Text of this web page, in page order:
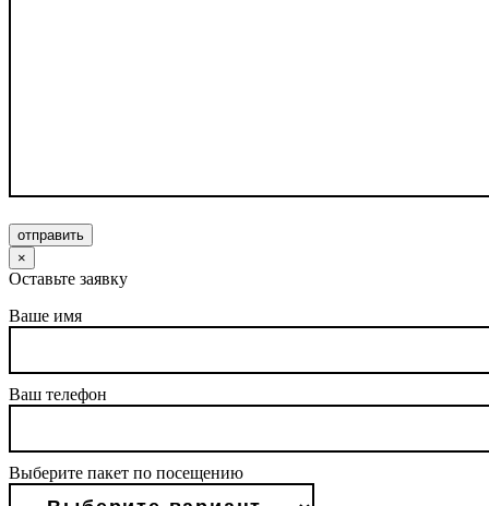
отправить
×
Оставьте заявку
Ваше имя
Ваш телефон
Выберите пакет по посещению